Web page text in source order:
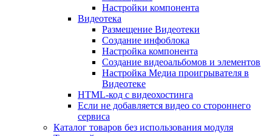
Настройки компонента
Видеотека
Размещение Видеотеки
Создание инфоблока
Настройка компонента
Создание видеоальбомов и элементов
Настройка Медиа проигрывателя в
Видеотеке
HTML-код с видеохостинга
Если не добавляется видео со стороннего
сервиса
Каталог товаров без использования модуля